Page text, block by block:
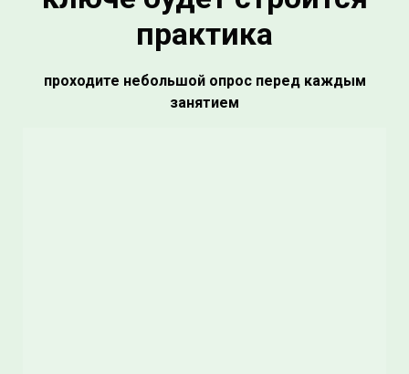
практика
проходите небольшой опрос перед каждым
занятием